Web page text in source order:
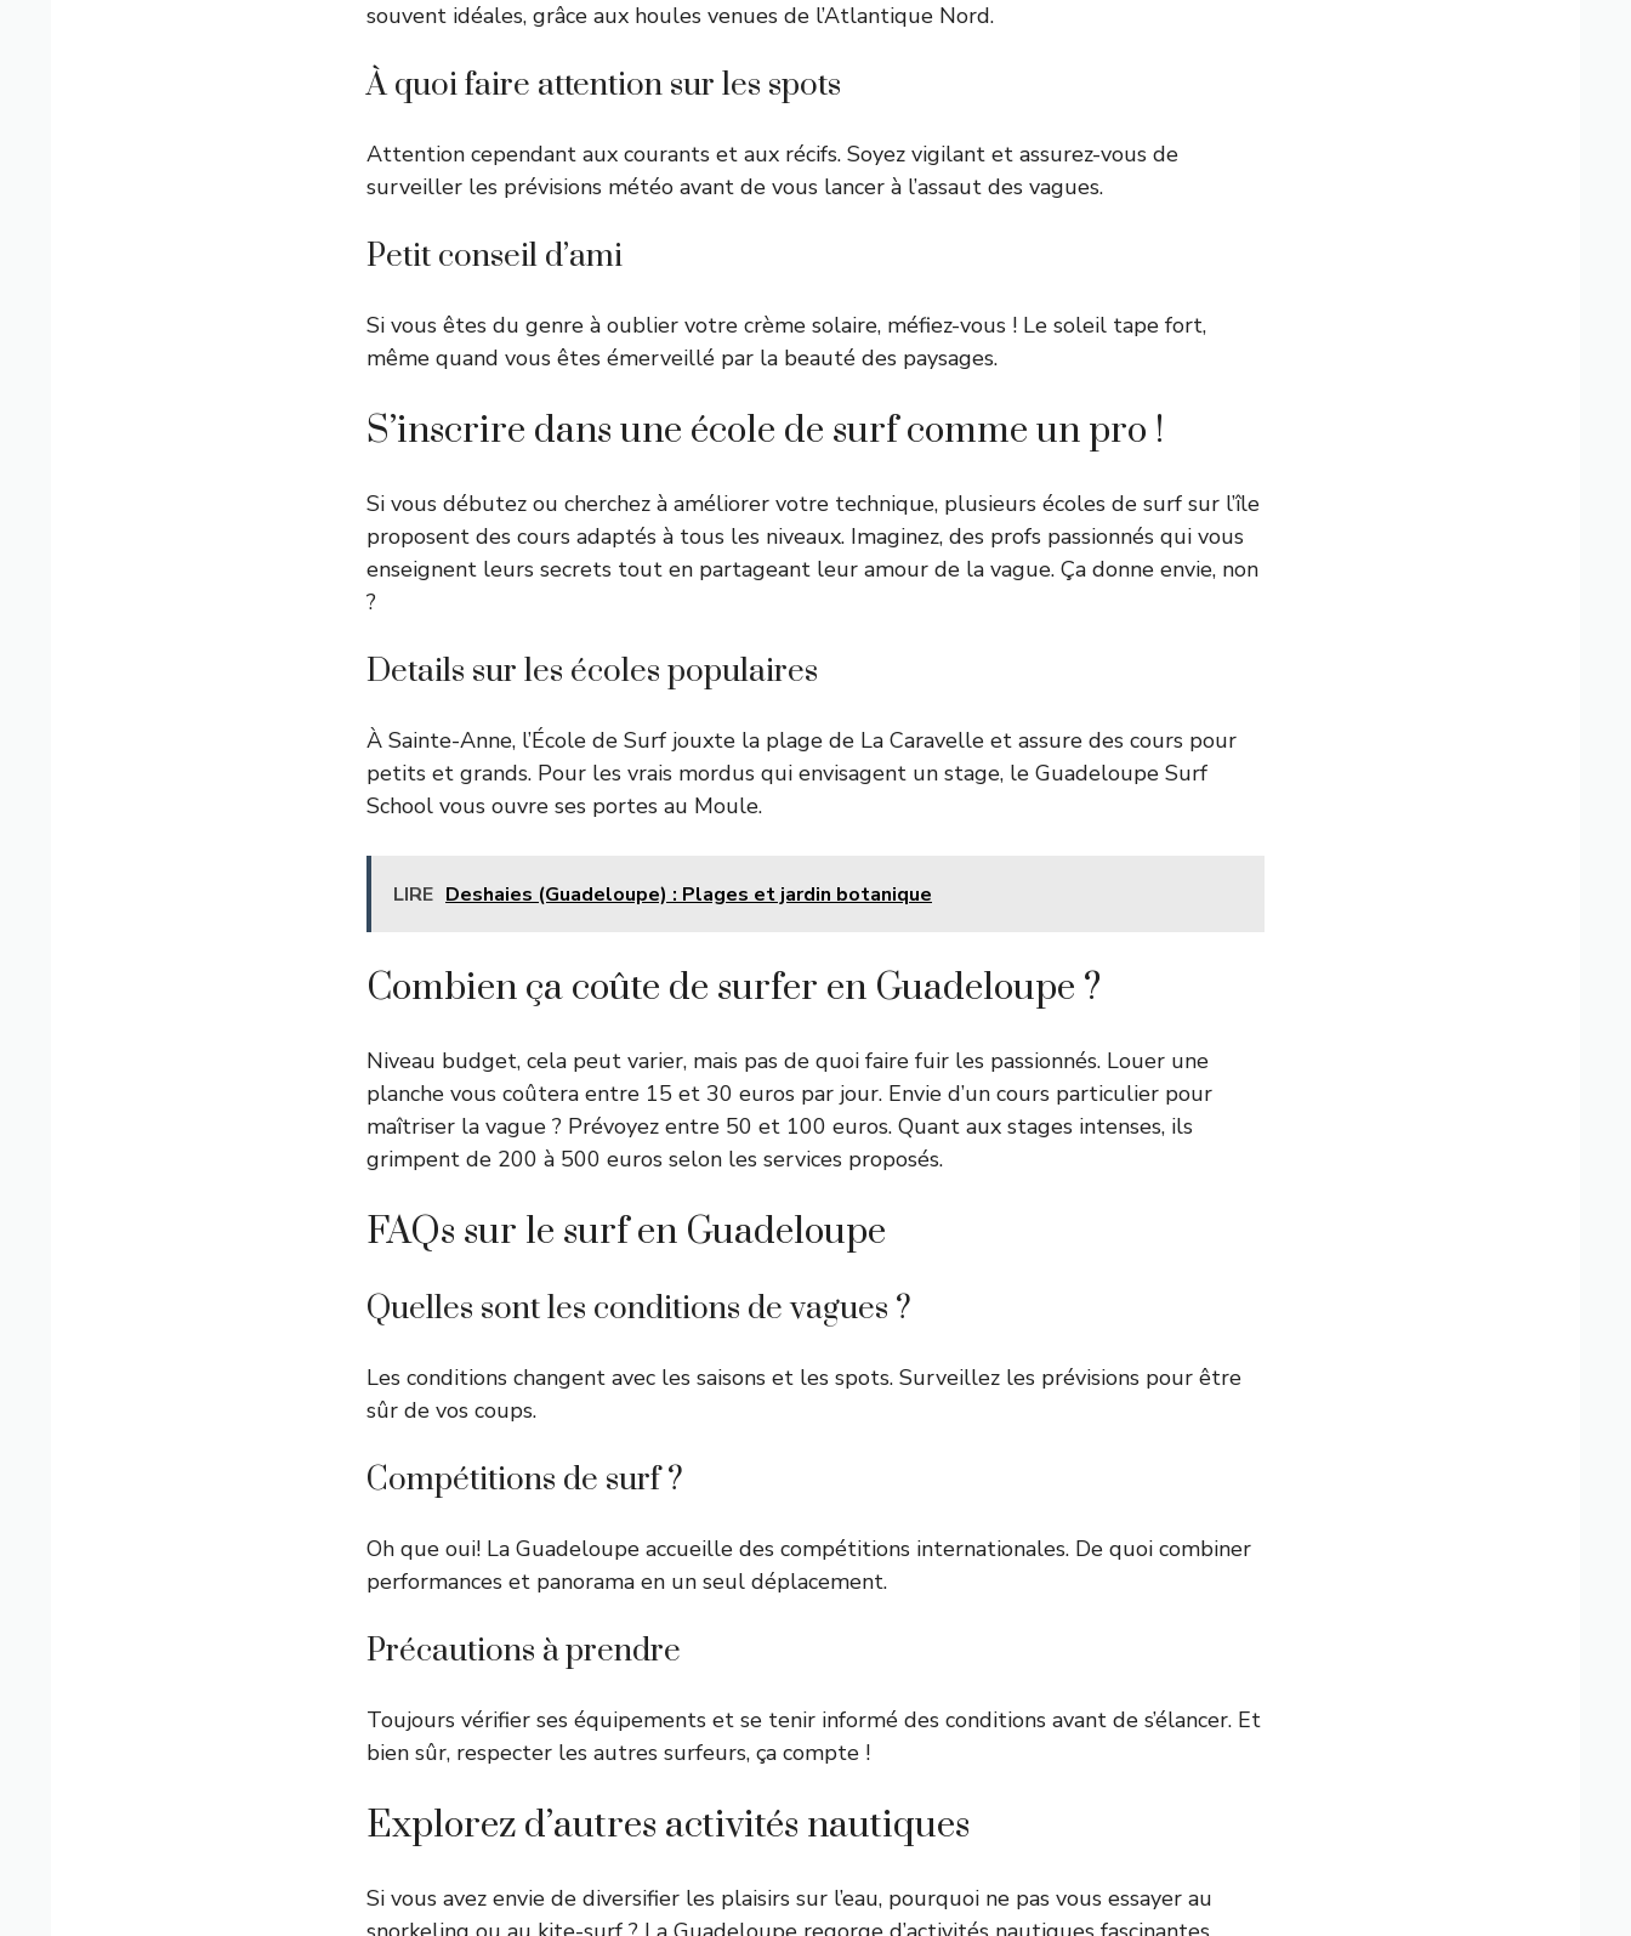
souvent idéales, grâce aux houles venues de l’Atlantique Nord.
À quoi faire attention sur les spots
Attention cependant aux courants et aux récifs. Soyez vigilant et assurez-vous de
surveiller les prévisions météo avant de vous lancer à l’assaut des vagues.
Petit conseil d’ami
Si vous êtes du genre à oublier votre crème solaire, méfiez-vous ! Le soleil tape fort,
même quand vous êtes émerveillé par la beauté des paysages.
S’inscrire dans une école de surf comme un pro !
Si vous débutez ou cherchez à améliorer votre technique, plusieurs écoles de surf sur l’île
proposent des cours adaptés à tous les niveaux. Imaginez, des profs passionnés qui vous
enseignent leurs secrets tout en partageant leur amour de la vague. Ça donne envie, non
?
Details sur les écoles populaires
À Sainte-Anne, l’École de Surf jouxte la plage de La Caravelle et assure des cours pour
petits et grands. Pour les vrais mordus qui envisagent un stage, le Guadeloupe Surf
School vous ouvre ses portes au Moule.
LIRE Deshaies (Guadeloupe) : Plages et jardin botanique
Combien ça coûte de surfer en Guadeloupe ?
Niveau budget, cela peut varier, mais pas de quoi faire fuir les passionnés. Louer une
planche vous coûtera entre 15 et 30 euros par jour. Envie d’un cours particulier pour
maîtriser la vague ? Prévoyez entre 50 et 100 euros. Quant aux stages intenses, ils
grimpent de 200 à 500 euros selon les services proposés.
FAQs sur le surf en Guadeloupe
Quelles sont les conditions de vagues ?
Les conditions changent avec les saisons et les spots. Surveillez les prévisions pour être
sûr de vos coups.
Compétitions de surf ?
Oh que oui! La Guadeloupe accueille des compétitions internationales. De quoi combiner
performances et panorama en un seul déplacement.
Précautions à prendre
Toujours vérifier ses équipements et se tenir informé des conditions avant de s’élancer. Et
bien sûr, respecter les autres surfeurs, ça compte !
Explorez d’autres activités nautiques
Si vous avez envie de diversifier les plaisirs sur l’eau, pourquoi ne pas vous essayer au